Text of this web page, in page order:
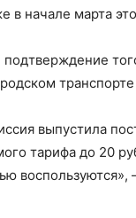
в начале марта
выпустила
тарифа до 20
воспользуются»,